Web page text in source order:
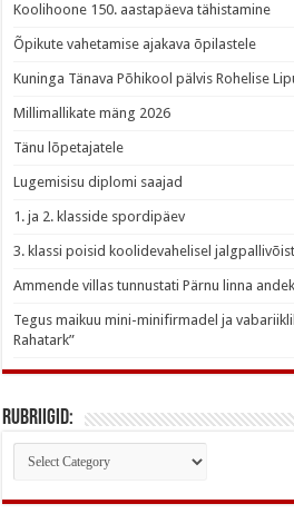
Koolihoone 150. aastapäeva tähistamine
Õpikute vahetamise ajakava õpilastele
Kuninga Tänava Põhikool pälvis Rohelise
Millimallikate mäng 2026
Tänu lõpetajatele
Lugemisisu diplomi saajad
1. ja 2. klasside spordipäev
3. klassi poisid koolidevahelisel
Ammende villas tunnustati Pärnu linna
Tegus maikuu mini-minifirmadel ja
Rahatark”
Rubriigid:
Rubriigid: